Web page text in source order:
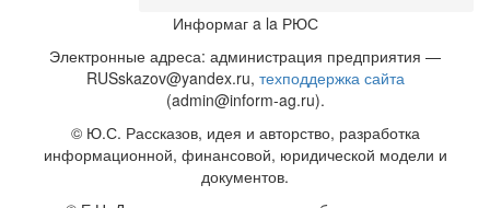
Информаг a la РЮС
Электронные адреса: администрация предприятия —
RUSskazov@yandex.ru, техподдержка сайта
(admin@inform-ag.ru).
© Ю.С. Рассказов, идея и авторство, разработка
информационной, финансовой, юридической модели и
документов.